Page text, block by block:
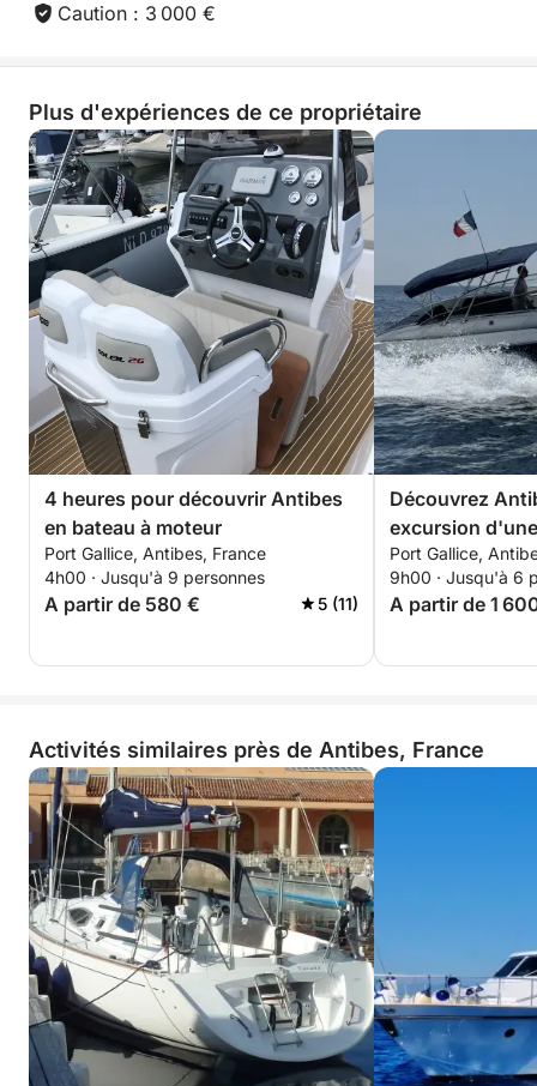
Caution : 3 000 €
Plus d'expériences de ce propriétaire
4 heures pour découvrir Antibes
en bateau à moteur
Port Gallice, Antibes, France
4h00 · Jusqu'à 9 personnes
A partir de 580 € 5 (11)
Découvrez
excursion
bateau à
Port Gallice,
9h00 · Jusqu'à 6
A partir de 1
Activités similaires près de Antibes, France